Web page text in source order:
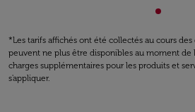
*Les tarifs affichés ont été collectés au cours
peuvent ne plus être disponibles au moment de
charges supplémentaires pour les produits et
s'appliquer.